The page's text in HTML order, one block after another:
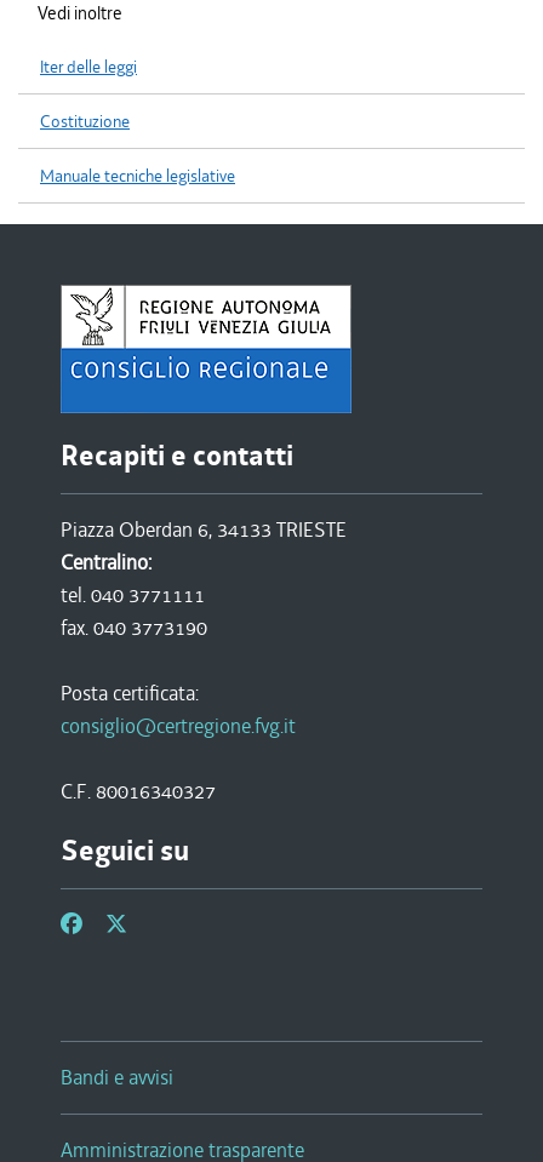
Vedi inoltre
Iter delle leggi
Costituzione
Manuale tecniche legislative
Recapiti e contatti
Piazza Oberdan 6, 34133 TRIESTE
Centralino:
tel. 040 3771111
fax. 040 3773190
Posta certificata:
consiglio@certregione.fvg.it
C.F. 80016340327
Seguici su
Bandi e avvisi
Amministrazione trasparente